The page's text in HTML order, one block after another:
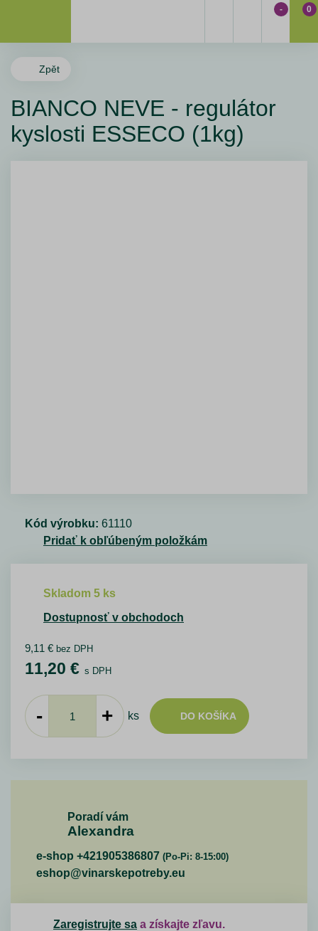
- 0
Zpět
BIANCO NEVE - regulátor
kyslosti ESSECO (1kg)
Kód výrobku: 61110
Pridať k obľúbeným položkám
Skladom 5 ks
Dostupnosť v obchodoch
9,11 € bez DPH
11,20 € s DPH
- + ks DO KOŠÍKA
Poradí vám
Alexandra
e-shop +421905386807 (Po-Pi: 8-15:00)
eshop@vinarskepotreby.eu
Zaregistrujte sa a získajte zľavu.